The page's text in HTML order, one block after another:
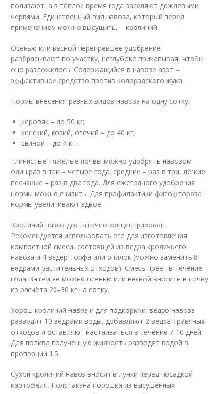
поливают, а в тёплое время года заселяют дождевыми
червями. Единственный вид навоза, который перед
применением можно высушить, – кроличий.
Осенью или весной перепревшее удобрение
разбрасывают по участку, неглубоко прикапывая, чтобы
оно разложилось. Содержащийся в навозе азот –
эффективное средство против колорадского жука.
Нормы внесения разных видов навоза на одну сотку:
коровяк – до 50 кг;
конский, козий, овечий – до 40 кг;
свиной – до 4 кг.
Глинистые тяжёлые почвы можно удобрять навозом
один раз в три – четыре года, средние – раз в три, лёгкие
песчаные – раз в два года. Для ежегодного удобрения
нормы можно снизить. Для профилактики фитофтороза
нормы увеличивают вдвое.
Кроличий навоз достаточно концентрирован.
Рекомендуется использовать его для изготовления
компостной смеси, состоящей из ведра кроличьего
навоза и 4 вёдер торфа или опилок (можно заменить 8
вёдрами растительных отходов). Смесь преет в течение
года. Затем её можно осенью или весной вносить в почву
из расчёта 20–30 кг на сотку.
Хорош кроличий навоз и для подкормки: ведро навоза
разводят 10 вёдрами воды, добавляют 2 ведра травяных
отходов и оставляют настаиваться в течение 7-10 дней.
Для полива полученную жидкость разводят водой в
пропорции 1:5.
Сухой кроличий навоз вносят в лунки перед посадкой
картофеля. Полстакана порошка из высушенных